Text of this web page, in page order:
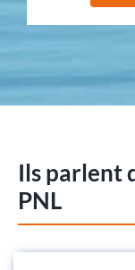
Ils parlent
PNL